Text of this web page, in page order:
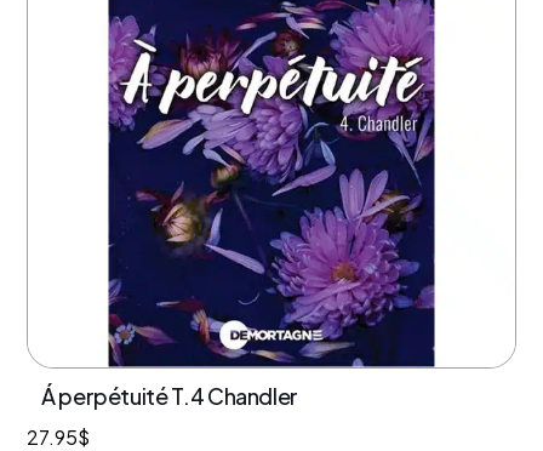
Á perpétuité T.4 Chandler
27.95$